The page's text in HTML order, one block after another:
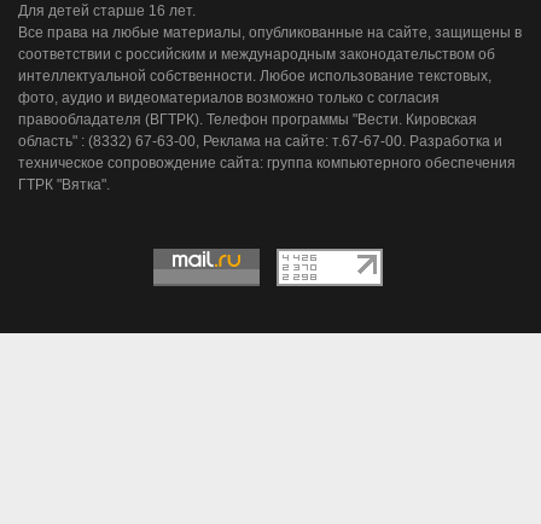
Для детей старше 16 лет.
Все права на любые материалы, опубликованные на сайте, защищены в
соответствии с российским и международным законодательством об
интеллектуальной собственности. Любое использование текстовых,
фото, аудио и видеоматериалов возможно только с согласия
правообладателя (ВГТРК). Телефон программы "Вести. Кировская
область" : (8332) 67-63-00, Реклама на сайте: т.67-67-00. Разработка и
техническое сопровождение сайта: группа компьютерного обеспечения
ГТРК "Вятка".